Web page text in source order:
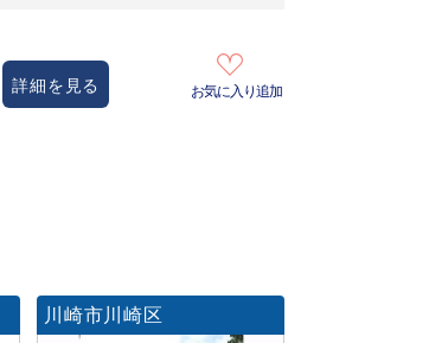
詳細を見る お気に入り追加
川崎市川崎区